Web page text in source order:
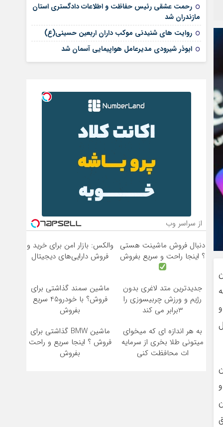
رحمت عشقی رئیس حفاظت و اطلاعات دادگستری استان
مازندران شد
روایت های شنیدنی موکب داران اربعین حسینی(ع)
ابوذر شیرودی مدیرعامل هواپیمایی آسمان شد
از سراسر وب
دنبال فروش ماشینت هستی
؟ اینجا راحت و سریع بفروش
والکس: بازار امن برای خرید و
فروش دارایی‌های دیجیتال
جدیدترین متد لاغری بدون
رژیم و ورزش چربیسوزی را
3برابر می کند
ماشین سمند گذاشتی برای
فروش؟ با خودرو45 سریع
بفروش
به هر اندازه ای که میخوای
میتونی طلا بخری از سرمایه
ات محافظت کنی
ماشین BMW گذاشتی برای
فروش ؟ اینجا سریع و راحت
بفروش